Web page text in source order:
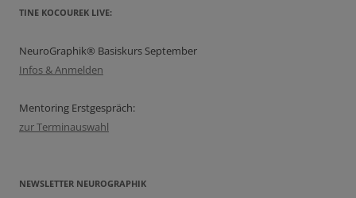
TINE KOCOUREK LIVE:
NeuroGraphik® Basiskurs September
Infos & Anmelden
Mentoring Erstgespräch:
zur Terminauswahl
NEWSLETTER NEUROGRAPHIK